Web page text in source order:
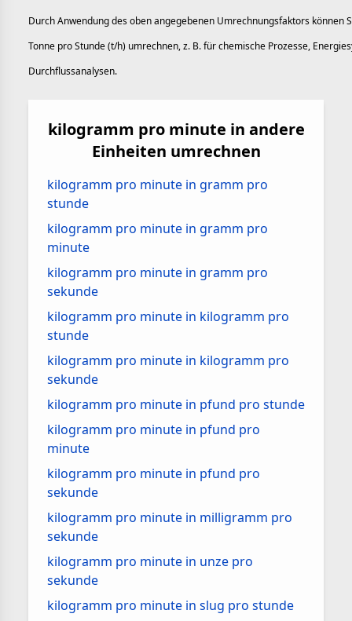
Durch Anwendung des oben angegebenen Umrechnungsfaktors können
Tonne pro Stunde (t/h) umrechnen, z. B. für chemische Prozesse,
Durchflussanalysen.
kilogramm pro minute in andere
Einheiten umrechnen
kilogramm pro minute in gramm pro
stunde
kilogramm pro minute in gramm pro
minute
kilogramm pro minute in gramm pro
sekunde
kilogramm pro minute in kilogramm pro
stunde
kilogramm pro minute in kilogramm pro
sekunde
kilogramm pro minute in pfund pro stunde
kilogramm pro minute in pfund pro
minute
kilogramm pro minute in pfund pro
sekunde
kilogramm pro minute in milligramm pro
sekunde
kilogramm pro minute in unze pro
sekunde
kilogramm pro minute in slug pro stunde